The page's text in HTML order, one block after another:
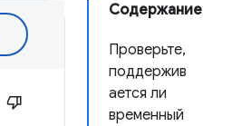
Содержание
Проверьте,
поддержив
ается ли
временный